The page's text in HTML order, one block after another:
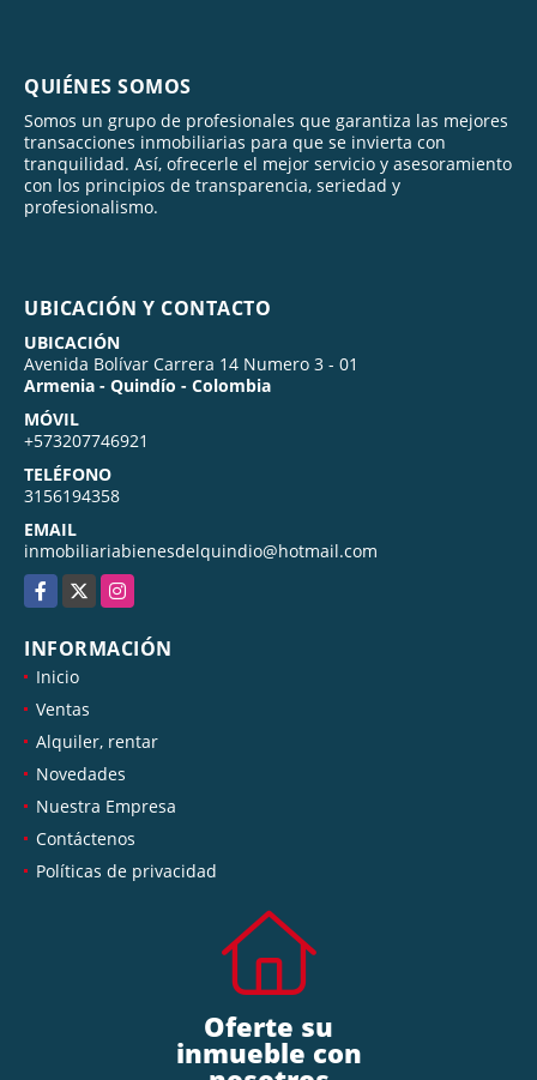
QUIÉNES SOMOS
Somos un grupo de profesionales que garantiza las mejores
transacciones inmobiliarias para que se invierta con
tranquilidad. Así, ofrecerle el mejor servicio y asesoramiento
con los principios de transparencia, seriedad y
profesionalismo.
UBICACIÓN Y CONTACTO
UBICACIÓN
Avenida Bolívar Carrera 14 Numero 3 - 01
Armenia - Quindío - Colombia
MÓVIL
+573207746921
TELÉFONO
3156194358
EMAIL
inmobiliariabienesdelquindio@hotmail.com
Facebook
X Instagram
INFORMACIÓN
Inicio
Ventas
Alquiler, rentar
Novedades
Nuestra Empresa
Contáctenos
Políticas de privacidad
Oferte su
inmueble con